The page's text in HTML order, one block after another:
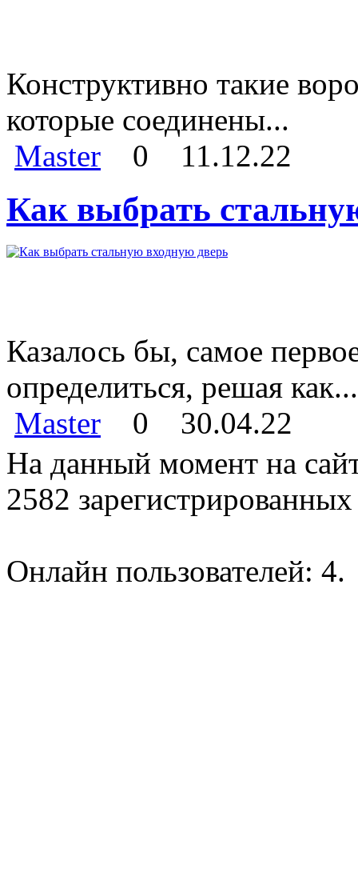
Конструктивно такие
которые соединены...
Master
0 11.12.22
Как выбрать
Казалось бы, самое
определиться, решая как...
Master
0
30.04.22
На данный момент на
2582 зарегистрированных
Онлайн пользователей: 4.